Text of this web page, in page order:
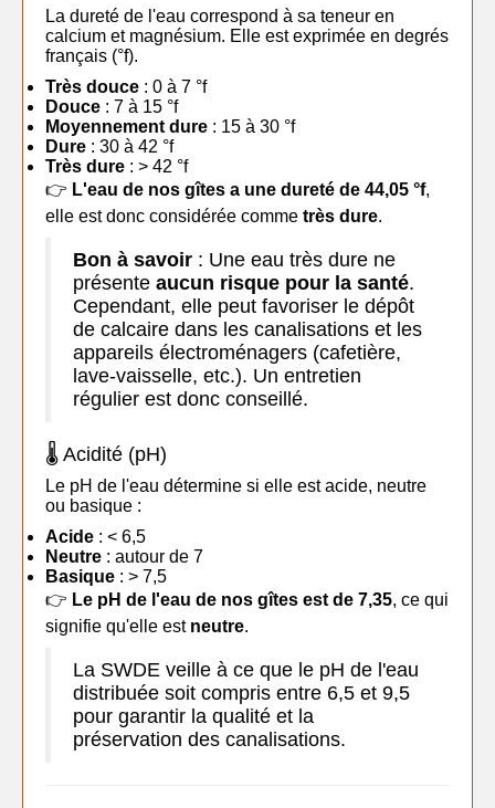
La dureté de l'eau correspond à sa teneur en
calcium et magnésium. Elle est exprimée en degrés
français (°f).
Très douce : 0 à 7 °f
Douce : 7 à 15 °f
Moyennement dure : 15 à 30 °f
Dure : 30 à 42 °f
Très dure : > 42 °f
👉 L'eau de nos gîtes a une dureté de 44,05 °f,
elle est donc considérée comme très dure.
Bon à savoir : Une eau très dure ne
présente aucun risque pour la santé.
Cependant, elle peut favoriser le dépôt
de calcaire dans les canalisations et les
appareils électroménagers (cafetière,
lave-vaisselle, etc.). Un entretien
régulier est donc conseillé.
🌡️ Acidité (pH)
Le pH de l'eau détermine si elle est acide, neutre
ou basique :
Acide : < 6,5
Neutre : autour de 7
Basique : > 7,5
👉 Le pH de l'eau de nos gîtes est de 7,35, ce qui
signifie qu'elle est neutre.
La SWDE veille à ce que le pH de l'eau
distribuée soit compris entre 6,5 et 9,5
pour garantir la qualité et la
préservation des canalisations.